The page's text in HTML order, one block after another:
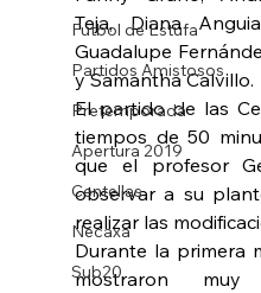
Futbol de Estufa
Partidos Amistosos
Pretemporada
Apertura 2019
Centellas
Necaxa
Sub20
Teja, Diana
Guadalupe
y Samantha Calvillo.
El partido de las
tiempos de 50
que el profesor
observar a su
realizar las
Durante la primera
mostraron